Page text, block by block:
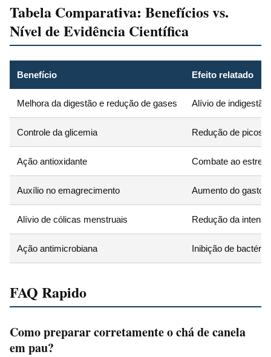
Tabela Comparativa: Benefícios vs.
Nível de Evidência Científica
Benefício Efeito relatado
Melhora da digestão e redução de gases Alívio de indigestão
Controle da glicemia Redução de picos
Ação antioxidante Combate ao
Auxílio no emagrecimento Aumento do gasto
Alívio de cólicas menstruais Redução da
Ação antimicrobiana Inibição de
FAQ Rapido
Como preparar corretamente o chá de canela
em pau?